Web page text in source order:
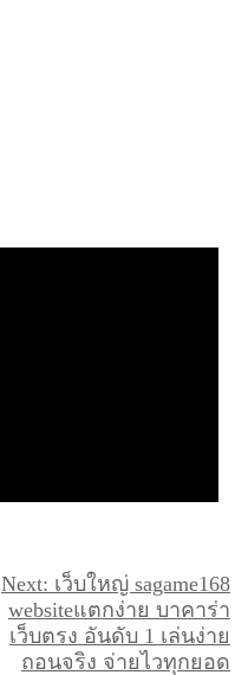
Next: เว็บใหญ่ sagame168
websiteแตกง่าย บาคาร่า
เว็บตรง อันดับ 1 เล่นง่าย
ถอนจริง จ่ายไวทุกยอด